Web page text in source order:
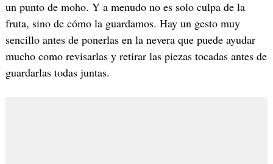
un punto de moho. Y a menudo no es solo culpa de la
fruta, sino de cómo la guardamos. Hay un gesto muy
sencillo antes de ponerlas en la nevera que puede ayudar
mucho como revisarlas y retirar las piezas tocadas antes de
guardarlas todas juntas.